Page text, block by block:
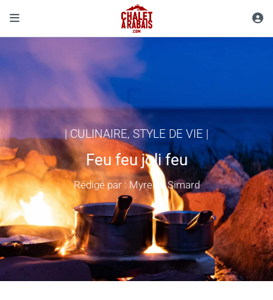
|CULINAIRE, STYLE DE VIE |
Feu feu joli feu
Rédigé par : Myreille Simard